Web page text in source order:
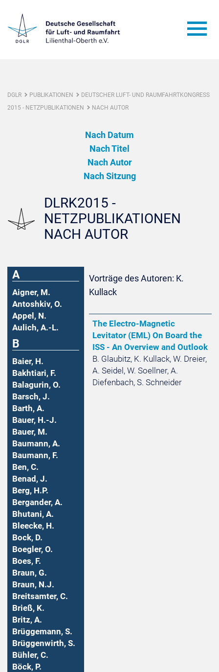
DGLR PUBLIKATIONEN
DEUTSCHER LUFT- UND RAUMFAHRTKONGRESS
2015 - NETZPUBLIKATIONEN
NACH AUTOR
Nach Datum
Nach Titel
Nach Autor
Nach Sitzung
DLRK2015 -
NETZPUBLIKATIONEN
NACH AUTOR
A
Aigner, M.
Antoshkiv, O.
Appel, N.
Aulich, A.-L.
B
Baier, H.
Bakhtiari, F.
Balagurin, O.
Barsch, J.
Barth, A.
Bauer, H.-J.
Bauer, M.
Baumann, A.
Baumann, F.
Ben, C.
Benad, J.
Berg, H.P.
Bergander, A.
Bhutani, A.
Bleecke, H.
Bock, D.
Boegler, O.
Boes, F.
Braun, G.
Braun, N.J.
Breitsamter, C.
Brieß, K.
Britz, A.
Brüggemann, S.
Brüggenwirth, S.
Bühler, C.
Böck, P.
Vorträge des Autoren: K.
Kullack
The Electro-Magnetic
Levitator (EML) On Board the
ISS - An Overview and Outlook
B. Glaubitz, K. Kullack, W. Dreier,
A. Seidel, W. Soellner, A.
Diefenbach, S. Schneider